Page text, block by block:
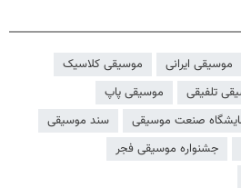
موسیقی ایرانی
موسیقی کلاسیک
تلفیقی
موسیقی پاپ
صنعت موسیقی
سند موسیقی
جشنواره موسیقی فجر